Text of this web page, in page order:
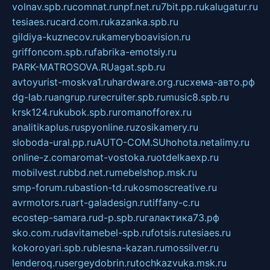
volnav.spb.rucomnat.runpf.net.ru7bit.pp.rukalugatur.ru
tesiaes.rucard.com.rukazanka.spb.ru
gildiya-kuznecov.rukameryboavision.ru
griffoncom.spb.rufabrika-emotsiy.ru
PARK-MATROSOVA.RUagat.spb.ru
avtoyurist-moskva1.ruhardware.org.ruсхема-авто.рф
dg-lab.ruangrup.rurecruiter.spb.rumusic8.spb.ru
krsk124.rukubok.spb.ruromanofforex.ru
analitikaplus.ruspyonline.ruzosikamery.ru
sloboda-ural.pp.ruAUTO-COM.SUhohota.netalimy.ru
online-z.comaromat-vostoka.ruotdelkaexp.ru
mobilvest.rubbd.net.rumebelshop.msk.ru
smp-forum.rubastion-td.rukosmoscreative.ru
avrmotors.ruart-galadesign.rutiffany-c.ru
ecostep-samara.rud-p.spb.ruгалактика73.рф
sko.com.rudavitamebel-spb.rufotsis.rutesiaes.ru
kokoroyari.spb.rublesna-kazan.rumossilver.ru
lenderoq.rusergeydobrin.rutochkazvuka.msk.ru